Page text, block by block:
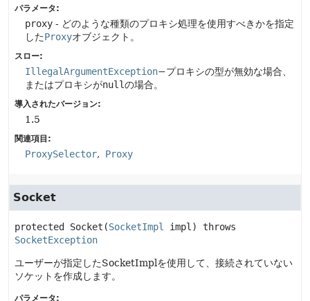
パラメータ:
proxy - どのような種類のプロキシ処理を使用すべきかを指定
したProxyオブジェクト。
スロー:
IllegalArgumentException−プロキシの型が無効な場合、
またはプロキシがnullの場合。
導入されたバージョン:
1.5
関連項目:
ProxySelector Proxy
Socket
protected Socket (SocketImpl impl)
throws
SocketException
ユーザーが指定したSocketImplを使用して、接続されていない
ソケットを作成します。
パラメータ: